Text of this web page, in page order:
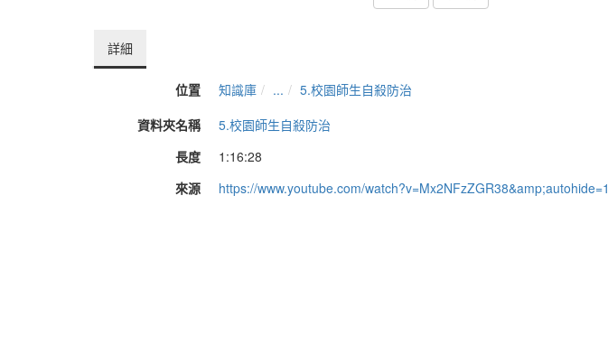
詳細
位置 知識庫 ...
5.校園師生自殺防治
資料夾名稱
5.校園師生自殺防治
長度
1:16:28
來源
https://www.youtube.com/watch?v=Mx2NFzZGR38&amp;autohide=1